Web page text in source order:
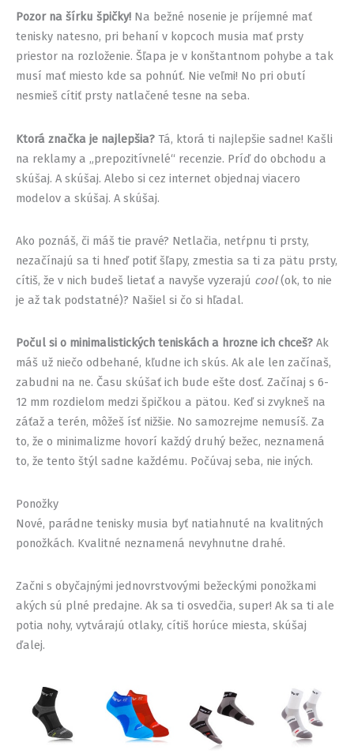
Pozor na šírku špičky! Na bežné nosenie je príjemné mať
tenisky natesno, pri behaní v kopcoch musia mať prsty
priestor na rozloženie. Šľapa je v konštantnom pohybe a tak
musí mať miesto kde sa pohnúť. Nie veľmi! No pri obutí
nesmieš cítiť prsty natlačené tesne na seba.
Ktorá značka je najlepšia? Tá, ktorá ti najlepšie sadne! Kašli
na reklamy a „prepozitívnelé“ recenzie. Príď do obchodu a
skúšaj. A skúšaj. Alebo si cez internet objednaj viacero
modelov a skúšaj. A skúšaj.
Ako poznáš, či máš tie pravé? Netlačia, netŕpnu ti prsty,
nezačínajú sa ti hneď potiť šľapy, zmestia sa ti za pätu prsty,
cítiš, že v nich budeš lietať a navyše vyzerajú cool(ok, to nie
je až tak podstatné)? Našiel si čo si hľadal.
Počul si o minimalistických teniskách a hrozne ich chceš? Ak
máš už niečo odbehané, kľudne ich skús. Ak ale len začínaš,
zabudni na ne. Času skúšať ich bude ešte dosť. Začínaj s 6-
12 mm rozdielom medzi špičkou a pätou. Keď si zvykneš na
záťaž a terén, môžeš ísť nižšie. No samozrejme nemusíš. Za
to, že o minimalizme hovorí každý druhý bežec, neznamená
to, že tento štýl sadne každému. Počúvaj seba, nie iných.
Ponožky
Nové, parádne tenisky musia byť natiahnuté na kvalitných
ponožkách. Kvalitné neznamená nevyhnutne drahé.
Začni s obyčajnými jednovrstvovými bežeckými ponožkami
akých sú plné predajne. Ak sa ti osvedčia, super! Ak sa ti ale
potia nohy, vytvárajú otlaky, cítiš horúce miesta, skúšaj
ďalej.